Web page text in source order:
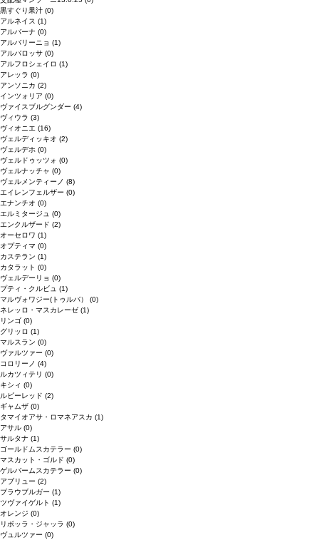
黒すぐり果汁 (0)
アルネイス (1)
アルバーナ (0)
アルバリーニョ (1)
アルバロッサ (0)
アルフロシェイロ (1)
アレッラ (0)
アンソニカ (2)
インツォリア (0)
ヴァイスブルグンダー (4)
ヴィウラ (3)
ヴィオニエ (16)
ヴェルディッキオ (2)
ヴェルデホ (0)
ヴェルドゥッツォ (0)
ヴェルナッチャ (0)
ヴェルメンティーノ (8)
エイレンフェルザー (0)
エナンチオ (0)
エルミタージュ (0)
エンクルザード (2)
オーセロワ (1)
オプティマ (0)
カステラン (1)
カタラット (0)
ヴェルデーリョ (0)
プティ・クルビュ (1)
マルヴォワジー(トゥルバ） (0)
ネレッロ・マスカレーゼ (1)
リンゴ (0)
グリッロ (1)
マルスラン (0)
ヴァルツァー (0)
コロリーノ (4)
ルカツィテリ (0)
キシィ (0)
ルビーレッド (2)
ギャムザ (0)
タマイオアサ・ロマネアスカ (1)
アサル (0)
サルタナ (1)
ゴールドムスカテラー (0)
マスカット・ゴルド (0)
ゲルバームスカテラー (0)
アブリュー (2)
ブラウブルガー (1)
ツヴァイゲルト (1)
オレンジ (0)
リボッラ・ジャッラ (0)
ヴュルツァー (0)